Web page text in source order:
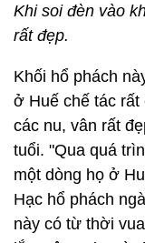
Khi soi đèn vào
rất đẹp.
Khối hổ phách
ở Huế chế tác rất
các nu, vân rất
tuổi. "Qua quá
một dòng họ ở
Hạc hổ phách
này có từ thời